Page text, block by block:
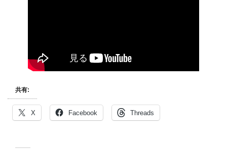
共有:
X Facebook Threads